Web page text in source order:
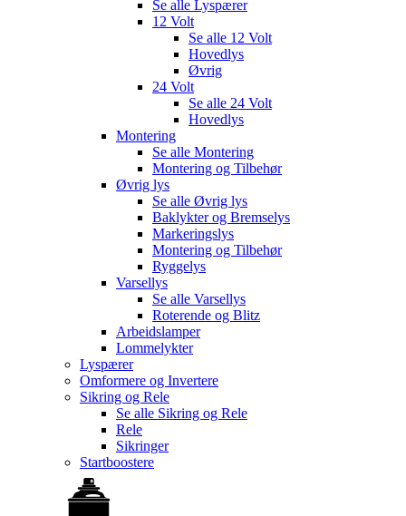
Se alle Lyspærer
12 Volt
Se alle 12 Volt
Hovedlys
Øvrig
24 Volt
Se alle 24 Volt
Hovedlys
Montering
Se alle Montering
Montering og Tilbehør
Øvrig lys
Se alle Øvrig lys
Baklykter og Bremselys
Markeringslys
Montering og Tilbehør
Ryggelys
Varsellys
Se alle Varsellys
Roterende og Blitz
Arbeidslamper
Lommelykter
Lyspærer
Omformere og Invertere
Sikring og Rele
Se alle Sikring og Rele
Rele
Sikringer
Startboostere